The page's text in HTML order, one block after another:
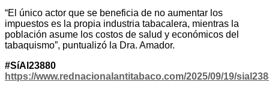
“El único actor que se beneficia de no aumentar los
impuestos es la propia industria tabacalera, mientras la
población asume los costos de salud y económicos del
tabaquismo”, puntualizó la Dra. Amador.
#SíAl23880
https://www.rednacionalantitabaco.com/2025/09/19/